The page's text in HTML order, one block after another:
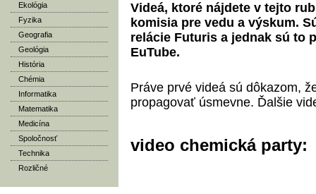
Ekológia
Fyzika
Geografia
Geológia
História
Chémia
Informatika
Matematika
Medicína
Spoločnosť
Technika
Rozličné
Videá, ktoré nájdete v tejto
komisia pre vedu a výskum.
relácie Futuris a jednak sú to
EuTube.
Práve prvé videá sú dôkazom,
propagovať úsmevne. Ďalšie
video chemická party: